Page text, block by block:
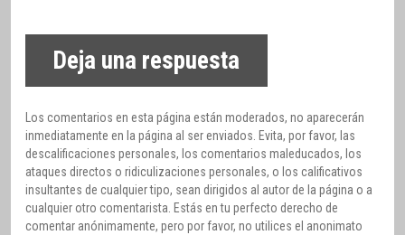
Deja una respuesta
Los comentarios en esta página están moderados, no aparecerán
inmediatamente en la página al ser enviados. Evita, por favor, las
descalificaciones personales, los comentarios maleducados, los
ataques directos o ridiculizaciones personales, o los calificativos
insultantes de cualquier tipo, sean dirigidos al autor de la página o a
cualquier otro comentarista. Estás en tu perfecto derecho de
comentar anónimamente, pero por favor, no utilices el anonimato